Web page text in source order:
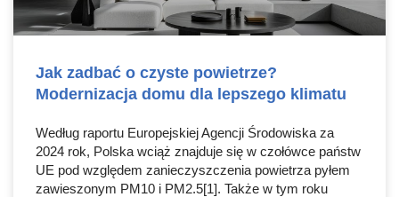
Jak zadbać o czyste powietrze?
Modernizacja domu dla lepszego klimatu
Według raportu Europejskiej Agencji Środowiska za
2024 rok, Polska wciąż znajduje się w czołówce państw
UE pod względem zanieczyszczenia powietrza pyłem
zawieszonym PM10 i PM2.5[1]. Także w tym roku